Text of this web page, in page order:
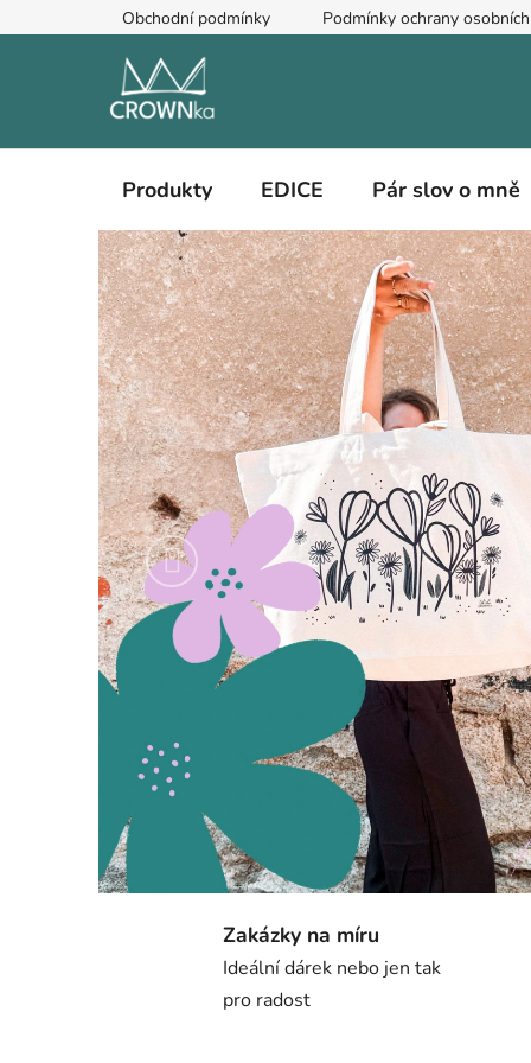
na
Obchodní podmínky Podmínky ochrany
Produkty EDICE Pár slov o mně
Předchozí
Zakázky na míru
Ideální dárek nebo jen tak
pro radost